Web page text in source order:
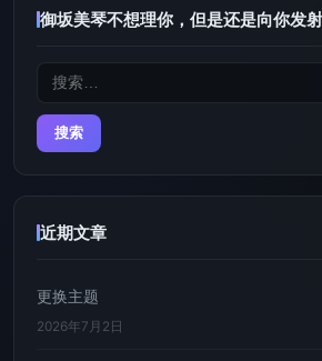
御坂美琴不想理你，但是还是向你发射
搜
近期文章
更换主题
2026年7月2日